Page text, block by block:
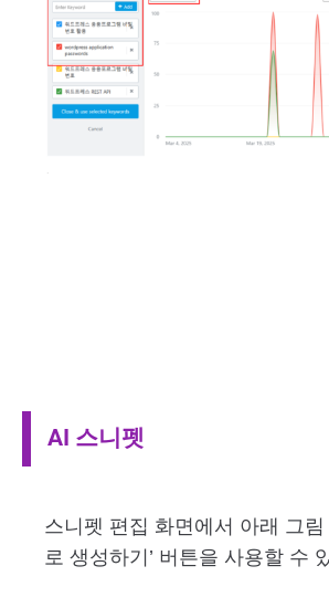
AI 스니펫
스니펫 편집 화면에서 아래 그림
로 생성하기’ 버튼을 사용할 수